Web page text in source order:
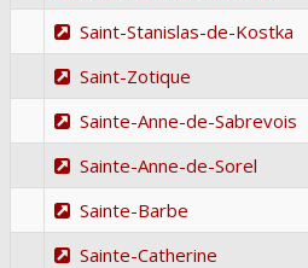
Saint-Stanislas-de-Kostka
Saint-Zotique
Sainte-Anne-de-Sabrevois
Sainte-Anne-de-Sorel
Sainte-Barbe
Sainte-Catherine